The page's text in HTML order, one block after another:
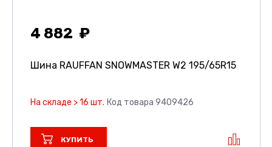
4 882
Шина RAUFFAN SNOWMASTER W2 195/65R15
На складе > 16 шт. Код товара 9409426
КУПИТЬ